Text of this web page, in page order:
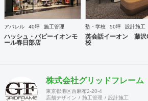
アパレル 40坪 施工管理
ハッシュ・パピーイオンモ
ール春日部店
塾・学校 50坪 設計施工
英会話イーオン 藤沢
校
株式会社グリッドフレーム
東京都港区西麻布2-20-4
店舗デザイン
施工管理 設計施工